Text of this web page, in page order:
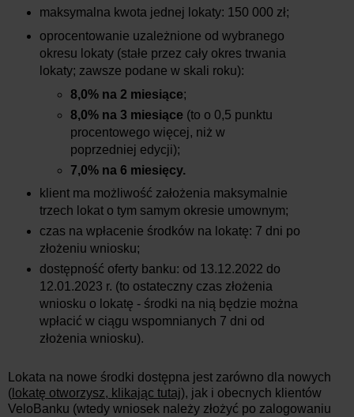
maksymalna kwota jednej lokaty: 150 000 zł;
oprocentowanie uzależnione od wybranego
okresu lokaty (stałe przez cały okres trwania
lokaty; zawsze podane w skali roku):
8,0% na 2 miesiące;
8,0% na 3 miesiące (to o 0,5 punktu
procentowego więcej, niż w
poprzedniej edycji);
7,0% na 6 miesięcy.
klient ma możliwość założenia maksymalnie
trzech lokat o tym samym okresie umownym;
czas na wpłacenie środków na lokatę: 7 dni po
złożeniu wniosku;
dostępność oferty banku: od 13.12.2022 do
12.01.2023 r. (to ostateczny czas złożenia
wniosku o lokatę - środki na nią będzie można
wpłacić w ciągu wspomnianych 7 dni od
złożenia wniosku).
Lokata na nowe środki dostępna jest zarówno dla nowych
( lokatę otworzysz, klikając tutaj), jak i obecnych klientów
VeloBanku (wtedy wniosek należy złożyć po zalogowaniu